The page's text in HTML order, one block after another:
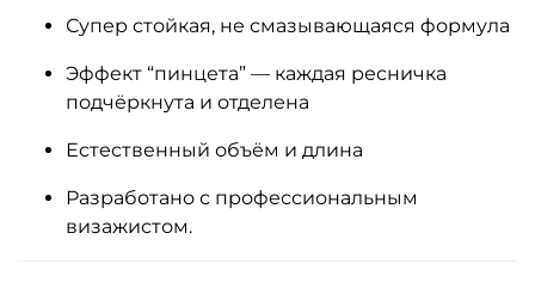
Супер стойкая, не смазывающаяся формула
Эффект “пинцета” — каждая ресничка
подчёркнута и отделена
Естественный объём и длина
Разработано с профессиональным
визажистом.